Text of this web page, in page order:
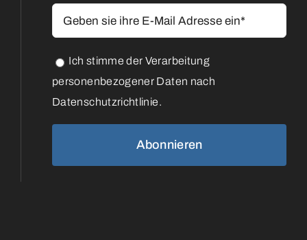
Ich stimme der Verarbeitung
personenbezogener Daten nach
Datenschutzrichtlinie.